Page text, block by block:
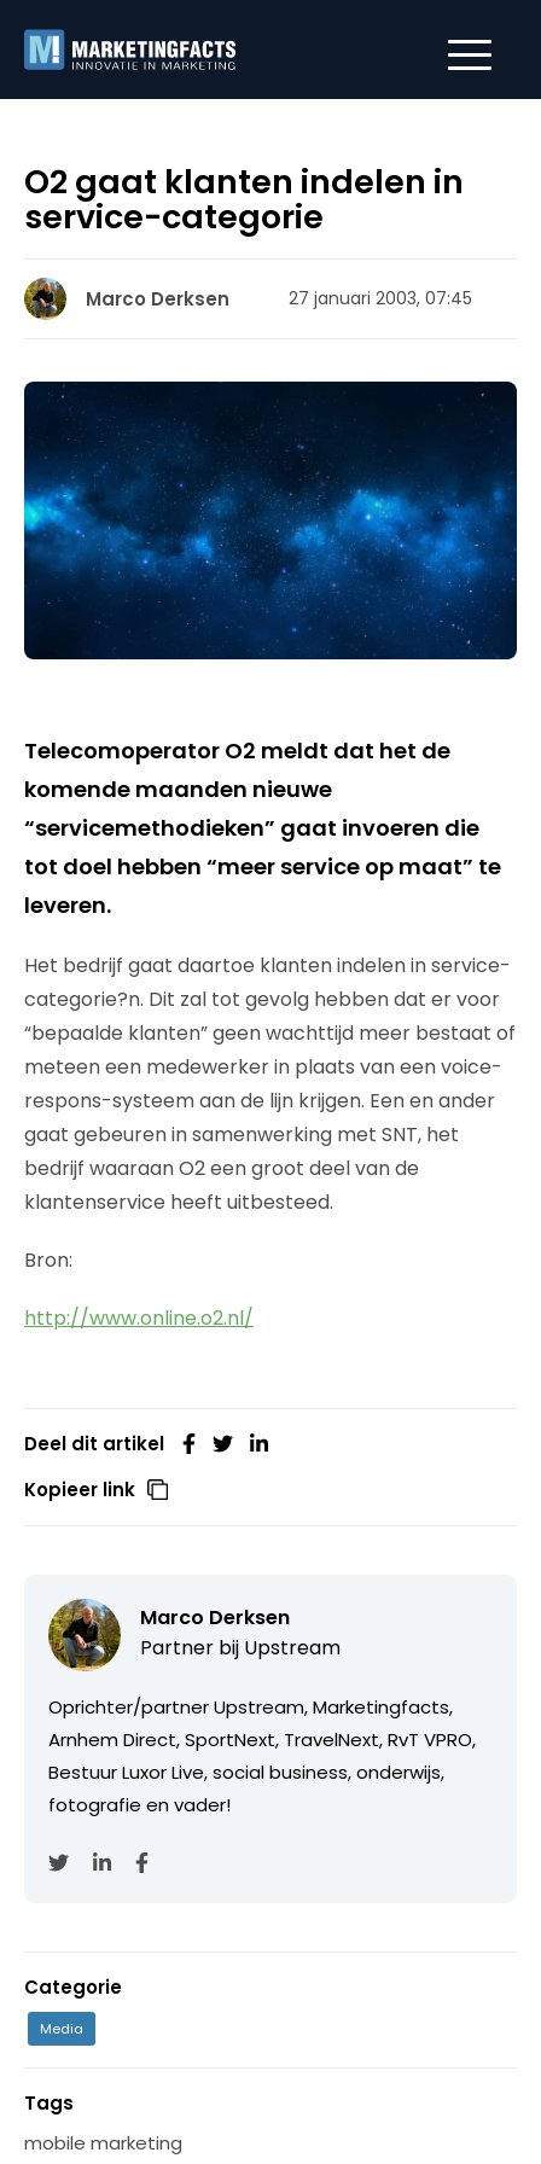
O2 gaat klanten indelen in
service-categorie
Marco Derksen 27 januari 2003, 07:45
Telecomoperator O2 meldt dat het de
komende maanden nieuwe
“servicemethodieken” gaat invoeren die
tot doel hebben “meer service op maat” te
leveren.
Het bedrijf gaat daartoe klanten indelen in service-
categorie?n. Dit zal tot gevolg hebben dat er voor
“bepaalde klanten” geen wachttijd meer bestaat of
meteen een medewerker in plaats van een voice-
respons-systeem aan de lijn krijgen. Een en ander
gaat gebeuren in samenwerking met SNT, het
bedrijf waaraan O2 een groot deel van de
klantenservice heeft uitbesteed.
Bron:
http://www.online.o2.nl/
Deel dit artikel
Kopieer link
Marco Derksen
Partner bij Upstream
Oprichter/partner Upstream, Marketingfacts,
Arnhem Direct, SportNext, TravelNext, RvT VPRO,
Bestuur Luxor Live, social business, onderwijs,
fotografie en vader!
Categorie
Media
Tags
mobile marketing